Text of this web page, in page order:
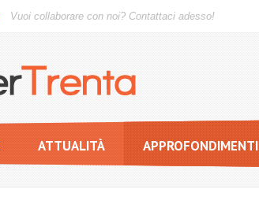
ATTUALITÀ APPROFONDIMENTI
Vuoi collaborare con noi? Contattaci adesso!